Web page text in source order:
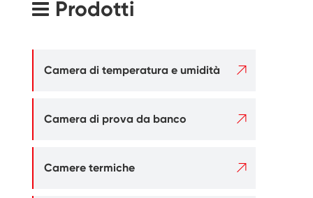
Prodotti
Camera di temperatura e umidità 
Camera di prova da banco 
Camere termiche 